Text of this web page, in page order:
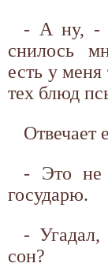
- А ну, -
снилось
есть у меня
тех блюд
Отвечает
- Это не
государю.
- Угадал,
сон?